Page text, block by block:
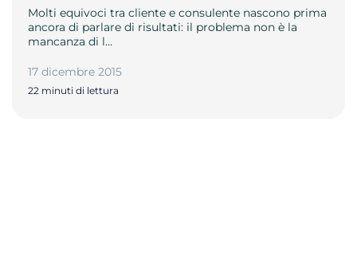
Molti equivoci tra cliente e consulente nascono prima
ancora di parlare di risultati: il problema non è la
mancanza di l…
17 dicembre 2015
22 minuti di lettura